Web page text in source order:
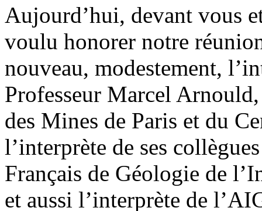
Aujourd’hui, devant vous
voulu honorer notre
nouveau, modestement,
Professeur Marcel
des Mines de Paris et du
l’interprète de ses
Français de Géologie de
et aussi l’interprète de